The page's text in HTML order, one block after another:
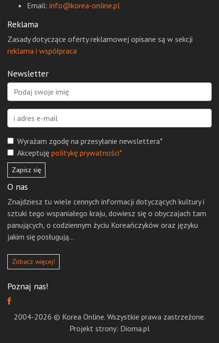
Email: info@korea-online.pl
Reklama
Zasady dotyczące oferty reklamowej opisane są w sekcji
reklama i współpraca
Newsletter
Wyrażam zgodę na przesyłanie newslettera*
Akceptuję politykę prywatności*
Zapisz się
O nas
Znajdziesz tu wiele cennych informacji dotyczących kultury i
sztuki tego wspaniałego kraju, dowiesz się o obyczajach tam
panujących, o codziennym życiu Koreańczyków oraz języku
jakim się posługują...
Zobacz więcej!
Poznaj nas!
2004-2026 © Korea Online. Wszystkie prawa zastrzeżone.
Projekt strony: Dioma.pl